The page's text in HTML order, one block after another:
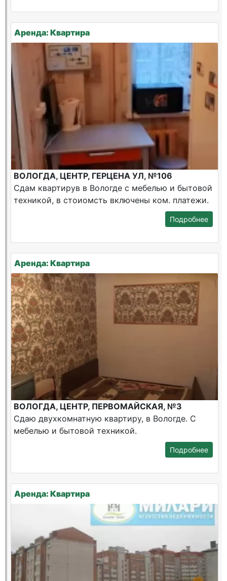
Аренда: Квартира
ВОЛОГДА, ЦЕНТР, ГЕРЦЕНА УЛ, №106
Сдам квартирув в Вологде с мебелью и бытовой
техникой, в стоиомсть включены ком. платежи.
Подробнее
Аренда: Квартира
ВОЛОГДА, ЦЕНТР, ПЕРВОМАЙСКАЯ, №3
Сдаю двухкомнатную квартиру, в Вологде. С
мебелью и бытовой техникой.
Подробнее
Аренда: Квартира